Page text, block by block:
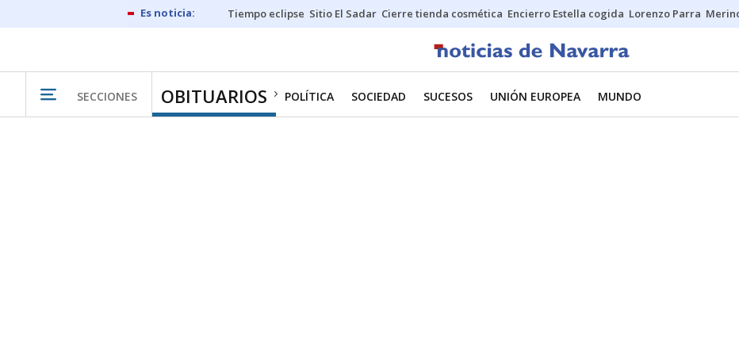
Tiempo eclipse Sitio El Sadar Cierre tienda cosmética Encierro Estella cogida Lorenzo Parra
SECCIONES OBITUARIOS POLÍTICA SOCIEDAD SUCESOS UNIÓN EUROPEA MUNDO